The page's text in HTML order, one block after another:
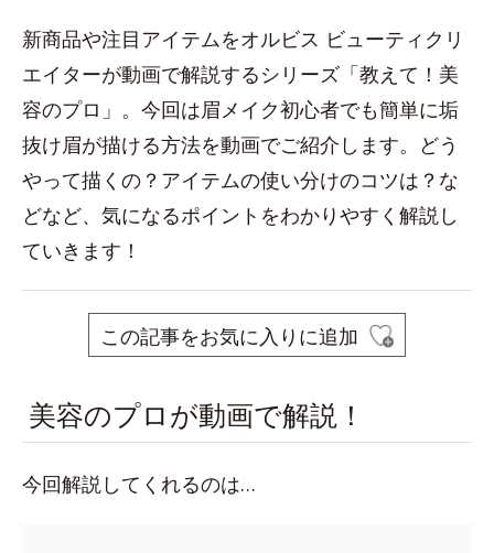
新商品や注目アイテムをオルビス ビューティクリ
エイターが動画で解説するシリーズ「教えて！美
容のプロ」。今回は眉メイク初心者でも簡単に垢
抜け眉が描ける方法を動画でご紹介します。どう
やって描くの？アイテムの使い分けのコツは？な
どなど、気になるポイントをわかりやすく解説し
ていきます！
この記事をお気に入りに追加
美容のプロが動画で解説！
今回解説してくれるのは…